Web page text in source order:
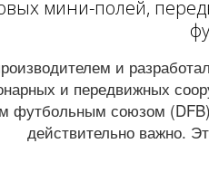
мини-полей,
и
и передвижных
футбольным союзом
действительно важно.